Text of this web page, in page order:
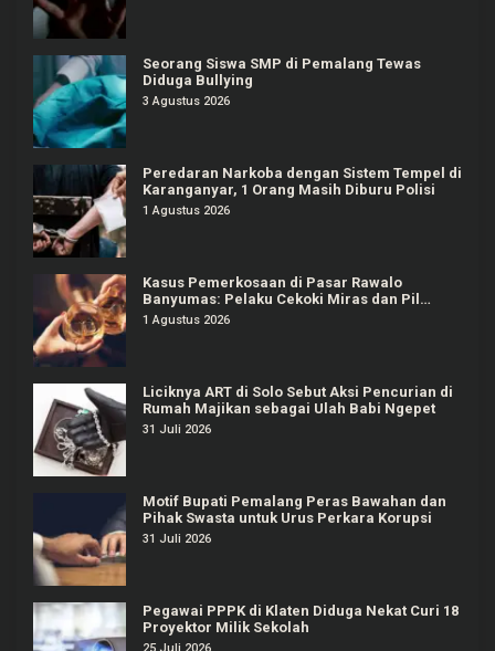
Seorang Siswa SMP di Pemalang Tewas
Diduga Bullying
3 Agustus 2026
Peredaran Narkoba dengan Sistem Tempel di
Karanganyar, 1 Orang Masih Diburu Polisi
1 Agustus 2026
Kasus Pemerkosaan di Pasar Rawalo
Banyumas: Pelaku Cekoki Miras dan Pil
Koplo
1 Agustus 2026
Liciknya ART di Solo Sebut Aksi Pencurian di
Rumah Majikan sebagai Ulah Babi Ngepet
31 Juli 2026
Motif Bupati Pemalang Peras Bawahan dan
Pihak Swasta untuk Urus Perkara Korupsi
31 Juli 2026
Pegawai PPPK di Klaten Diduga Nekat Curi 18
Proyektor Milik Sekolah
25 Juli 2026